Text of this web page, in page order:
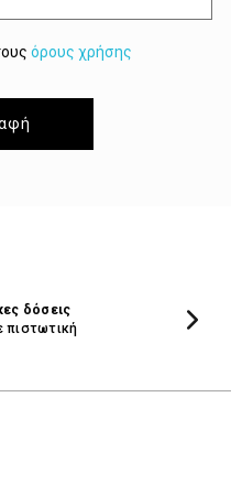
όρους χρήσης
δόσεις
πιστωτική